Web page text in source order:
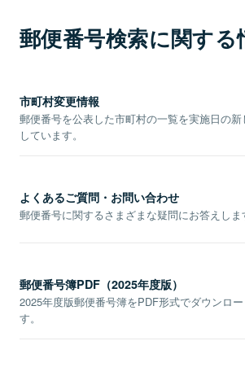
郵便番号検索に関する
市町村変更情報
郵便番号を公表した市町村の一覧を実施日の
しています。
よくあるご質問・お問い合わせ
郵便番号に関するさまざまな疑問にお答えしま
郵便番号簿PDF（2025年度版）
2025年度版郵便番号簿をPDF形式でダウンロー
す。